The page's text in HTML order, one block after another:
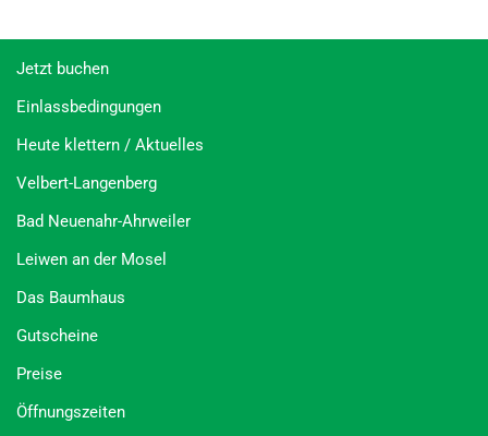
Jetzt buchen
Einlassbedingungen
Heute klettern / Aktuelles
Velbert-Langenberg
Bad Neuenahr-Ahrweiler
Leiwen an der Mosel
Das Baumhaus
Gutscheine
Preise
Öffnungszeiten